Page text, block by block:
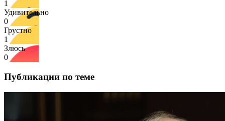
1
Удивительно
0
Грустно
1
Злюсь
0
Публикации по теме